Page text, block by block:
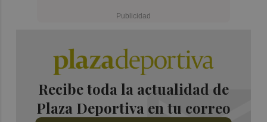
Recibe toda la actualidad de
Plaza Deportiva en tu correo